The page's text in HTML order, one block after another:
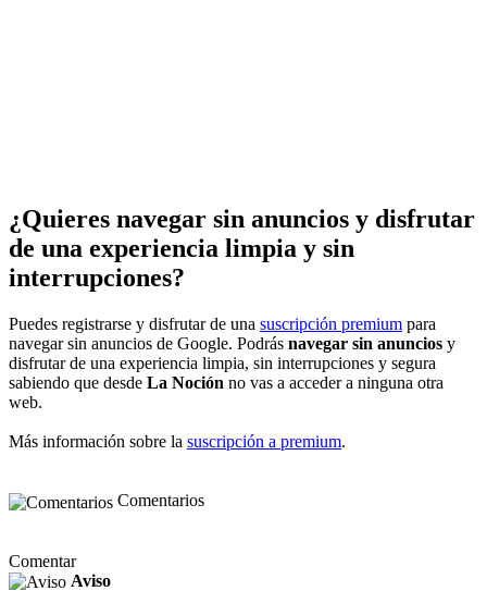
¿Quieres navegar sin anuncios y disfrutar
de una experiencia limpia y sin
interrupciones?
Puedes registrarse y disfrutar de una suscripción premium para
navegar sin anuncios de Google. Podrás navegar sin anuncios y
disfrutar de una experiencia limpia, sin interrupciones y segura
sabiendo que desde La Noción no vas a acceder a ninguna otra
web.
Más información sobre la suscripción a premium.
Comentarios
Comentar
Aviso